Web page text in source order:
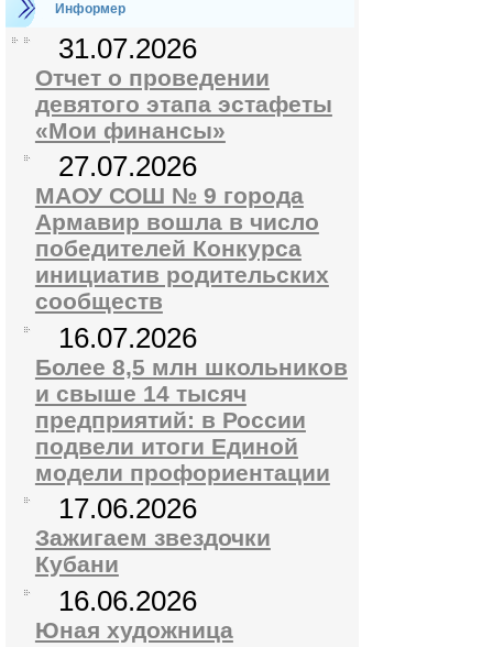
Информер
31.07.2026
Отчет о проведении
девятого этапа эстафеты
«Мои финансы»
27.07.2026
МАОУ СОШ № 9 города
Армавир вошла в число
победителей Конкурса
инициатив родительских
сообществ
16.07.2026
Более 8,5 млн школьников
и свыше 14 тысяч
предприятий: в России
подвели итоги Единой
модели профориентации
17.06.2026
Зажигаем звездочки
Кубани
16.06.2026
Юная художница